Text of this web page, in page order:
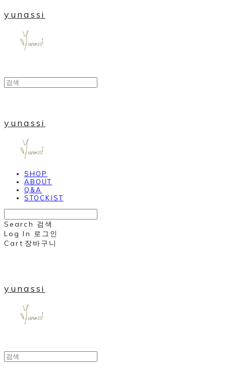
yunassi
yunassi
SHOP
ABOUT
Q&A
STOCKIST
Search 검색
Log In 로그인
Cart 장바구니
yunassi